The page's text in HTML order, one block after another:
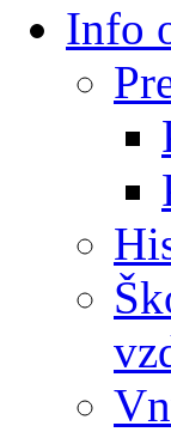
Info